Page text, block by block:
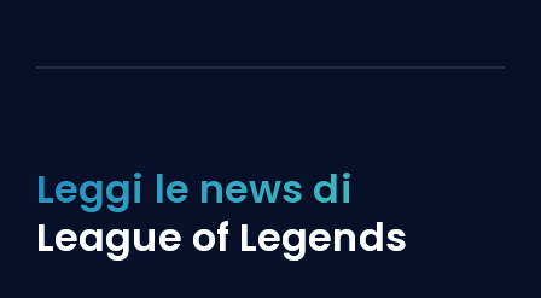
Leggi le news di
League of Legends